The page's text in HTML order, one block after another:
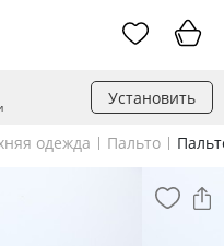
Установить
одежда Пальто